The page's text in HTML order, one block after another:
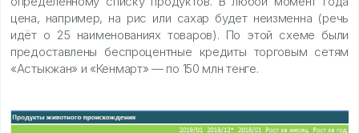
цена, например, на рис или сахар будет неизменна (речь
идёт о 25 наименованиях товаров). По этой схеме были
предоставлены беспроцентные кредиты торговым сетям
«Астыкжан» и «Кенмарт» — по 150 млн тенге.